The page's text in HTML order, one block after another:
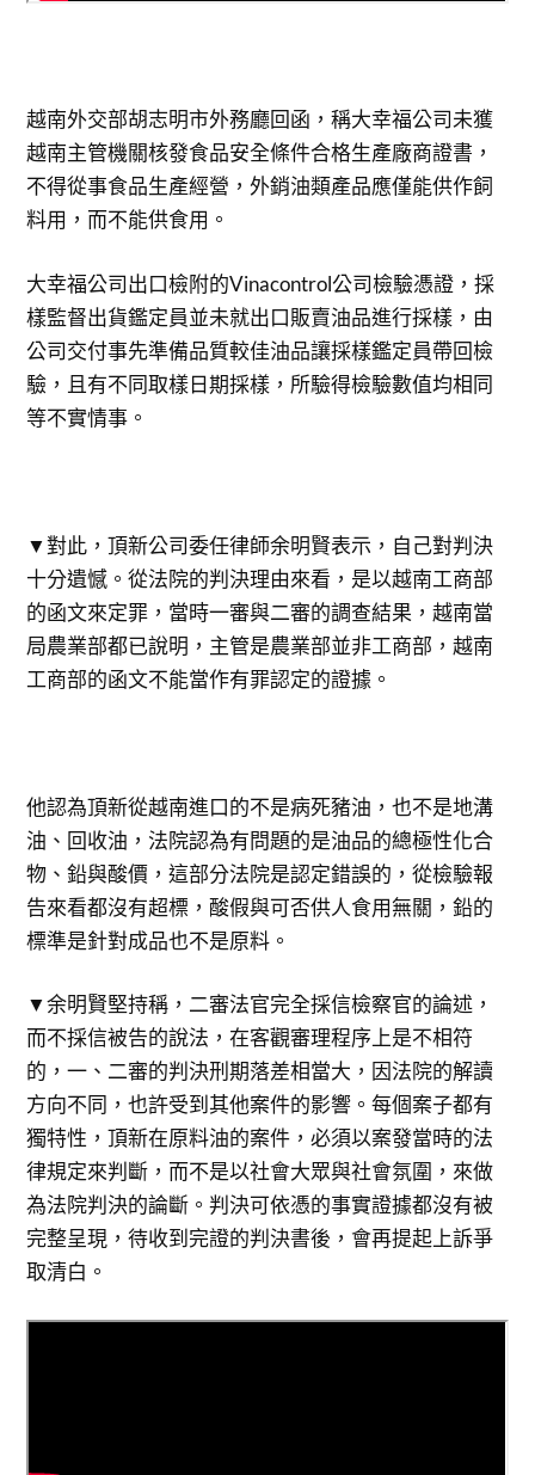
越南外交部胡志明市外務廳回函，稱大幸福公司未獲
越南主管機關核發食品安全條件合格生產廠商證書，
不得從事食品生產經營，外銷油類產品應僅能供作飼
料用，而不能供食用。
大幸福公司出口檢附的Vinacontrol公司檢驗憑證，採
樣監督出貨鑑定員並未就出口販賣油品進行採樣，由
公司交付事先準備品質較佳油品讓採樣鑑定員帶回檢
驗，且有不同取樣日期採樣，所驗得檢驗數值均相同
等不實情事。
▼​對此，頂新公司委任律師余明賢表示，自己對判決
十分遺憾。從法院的判決理由來看，是以越南工商部
的函文來定罪，當時一審與二審的調查結果，越南當
局農業部都已說明，主管是農業部並非工商部，越南
工商部的函文不能當作有罪認定的證據。
他認為頂新從越南進口的不是病死豬油，也不是地溝
油、回收油，法院認為有問題的是油品的總極性化合
物、鉛與酸價，這部分法院是認定錯誤的，從檢驗報
告來看都沒有超標，酸假與可否供人食用無關，鉛的
標準是針對成品也不是原料。
▼​余明賢堅持稱，二審法官完全採信檢察官的論述，
而不採信被告的說法，在客觀審理程序上是不相符
的，一、二審的判決刑期落差相當大，因法院的解讀
方向不同，也許受到其他案件的影響。每個案子都有
獨特性，頂新在原料油的案件，必須以案發當時的法
律規定來判斷，而不是以社會大眾與社會氛圍，來做
為法院判決的論斷。判決可依憑的事實證據都沒有被
完整呈現，待收到完證的判決書後，會再提起上訴爭
取清白。